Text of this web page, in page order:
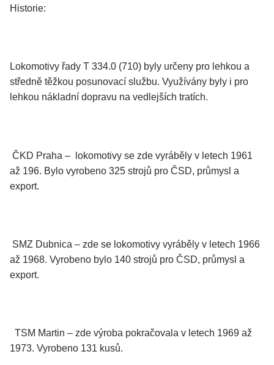
Historie:
Lokomotivy řady T 334.0 (710) byly určeny pro lehkou a
středně těžkou posunovací službu. Využívány byly i pro
lehkou nákladní dopravu na vedlejších tratích.
ČKD Praha – lokomotivy se zde vyráběly v letech 1961
až 196. Bylo vyrobeno 325 strojů pro ČSD, průmysl a
export.
SMZ Dubnica – zde se lokomotivy vyráběly v letech 1966
až 1968. Vyrobeno bylo 140 strojů pro ČSD, průmysl a
export.
TSM Martin – zde výroba pokračovala v letech 1969 až
1973. Vyrobeno 131 kusů.